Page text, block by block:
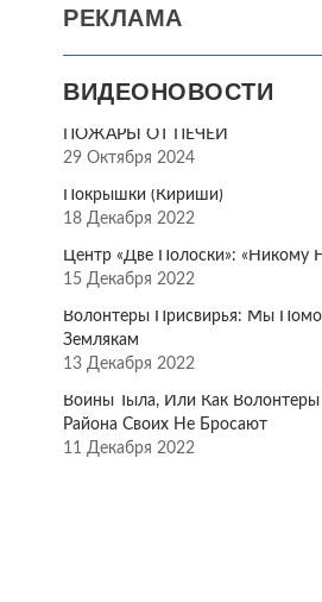
РЕКЛАМА
ВИДЕОНОВОСТИ
ПОЖАРЫ ОТ ПЕЧЕЙ
29 Октября 2024
Покрышки (Кириши)
18 Декабря 2022
Центр «Две Полоски»: «Никому
15 Декабря 2022
Волонтёры Присвирья: Мы
Землякам
13 Декабря 2022
Воины Тыла, Или Как
Района Своих Не Бросают
11 Декабря 2022